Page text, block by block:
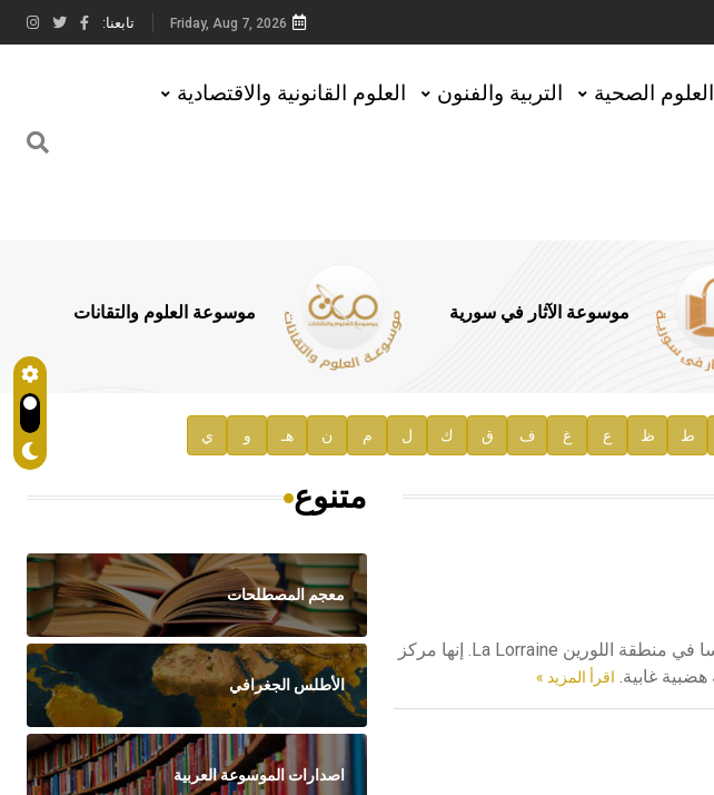
Friday, Aug 7, 2026 تابعنا:
العلوم الصحية التربية والفنون العلوم القانونية والاقتصادية
موسوعة الآثار في سورية موسوعة العلوم والتقانات
ط ظ ع غ ف ق ك ل م ن هـ و ي
نانسي نانسيNancy مدينة فرنسية اكتسبت بامتياز لقب مدينة الفن والتاريخ، وهي تقع في شمال غربي فرنسا في منطقة اللورين La Lorraine. إنها مركز
اقرأ المزيد »
متنوع
معجم المصطلحات
الأطلس الجغرافي
اصدارات الموسوعة العربية